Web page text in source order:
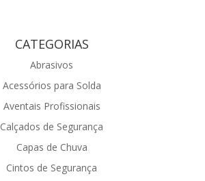
CATEGORIAS
Abrasivos
Acessórios para Solda
Aventais Profissionais
Calçados de Segurança
Capas de Chuva
Cintos de Segurança